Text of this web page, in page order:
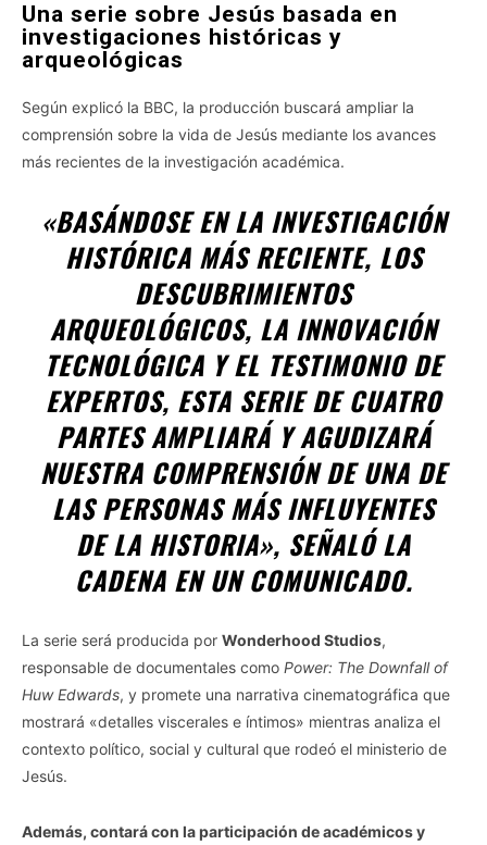
Una serie sobre Jesús basada en
investigaciones históricas y
arqueológicas
Según explicó la BBC, la producción buscará ampliar la
comprensión sobre la vida de Jesús mediante los avances
más recientes de la investigación académica.
«BASÁNDOSE EN LA INVESTIGACIÓN
HISTÓRICA MÁS RECIENTE, LOS
DESCUBRIMIENTOS
ARQUEOLÓGICOS, LA INNOVACIÓN
TECNOLÓGICA Y EL TESTIMONIO DE
EXPERTOS, ESTA SERIE DE CUATRO
PARTES AMPLIARÁ Y AGUDIZARÁ
NUESTRA COMPRENSIÓN DE UNA DE
LAS PERSONAS MÁS INFLUYENTES
DE LA HISTORIA», SEÑALÓ LA
CADENA EN UN COMUNICADO.
La serie será producida por Wonderhood Studios,
responsable de documentales como Power: The Downfall of
Huw Edwards, y promete una narrativa cinematográfica que
mostrará «detalles viscerales e íntimos» mientras analiza el
contexto político, social y cultural que rodeó el ministerio de
Jesús.
Además, contará con la participación de académicos y